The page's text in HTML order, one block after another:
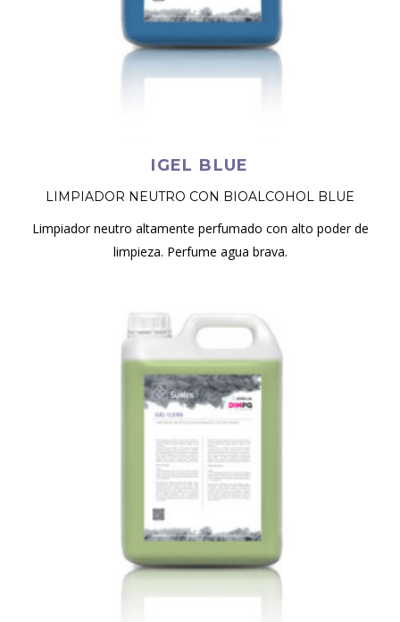
IGEL BLUE
LIMPIADOR NEUTRO CON BIOALCOHOL BLUE
Limpiador neutro altamente perfumado con alto poder de
limpieza. Perfume agua brava.